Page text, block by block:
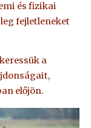
és fizikai
fejletleneket
a
előjön.